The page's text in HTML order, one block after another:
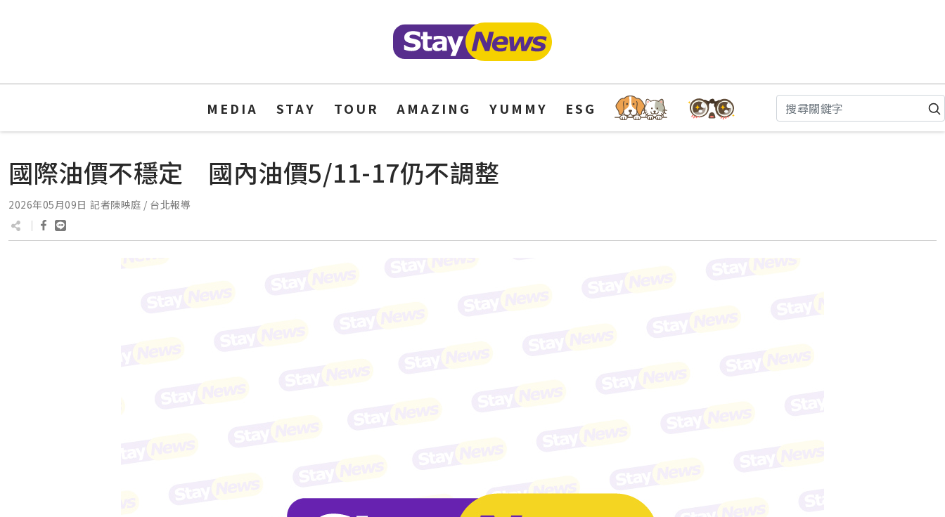
MEDIA STAY TOUR AMAZING YUMMY ESG
國際油價不穩定 國內油價5/11-17仍不調整
2026年05月09日 記者陳映庭 / 台北報導